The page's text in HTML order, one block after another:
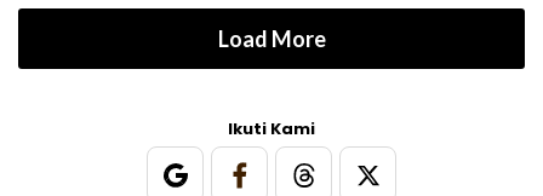
Load More
Ikuti Kami